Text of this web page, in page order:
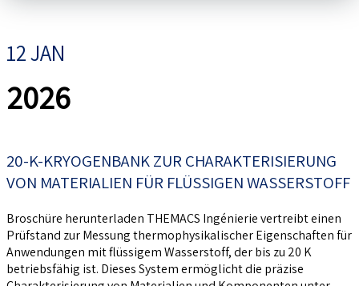
12 JAN
2026
20-K-KRYOGENBANK ZUR CHARAKTERISIERUNG
VON MATERIALIEN FÜR FLÜSSIGEN WASSERSTOFF
Broschüre herunterladen THEMACS Ingénierie vertreibt einen
Prüfstand zur Messung thermophysikalischer Eigenschaften für
Anwendungen mit flüssigem Wasserstoff, der bis zu 20 K
betriebsfähig ist. Dieses System ermöglicht die präzise